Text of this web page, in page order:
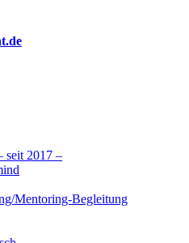
seit 2017 –
Mentoring-Begleitung